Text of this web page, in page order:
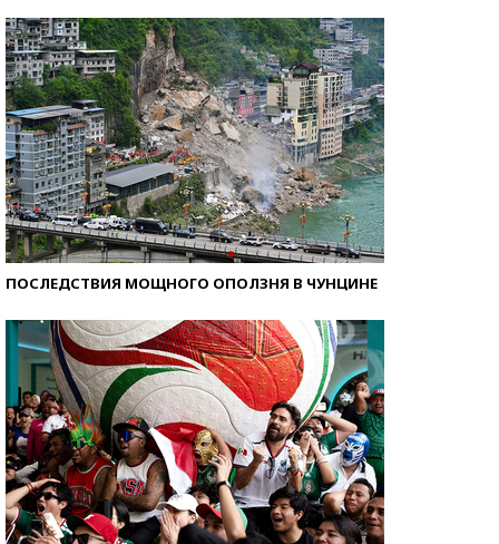
ПОСЛЕДСТВИЯ МОЩНОГО ОПОЛЗНЯ В ЧУНЦИНЕ